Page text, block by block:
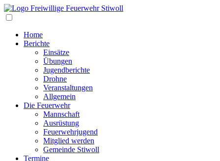
Home
Berichte
Einsätze
Übungen
Jugendberichte
Drohne
Veranstaltungen
Allgemein
Die Feuerwehr
Mannschaft
Ausrüstung
Feuerwehrjugend
Mitglied werden
Gemeinde Stiwoll
Termine